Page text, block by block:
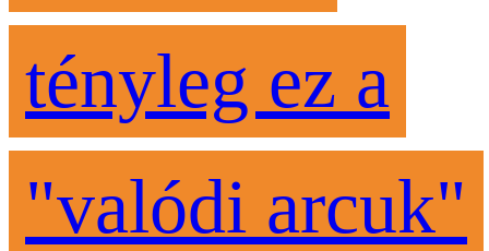
tényleg ez a
"valódi arcuk"